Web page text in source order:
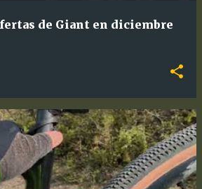
de Giant en diciembre